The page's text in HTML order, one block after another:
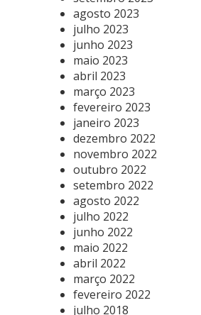
agosto 2023
julho 2023
junho 2023
maio 2023
abril 2023
março 2023
fevereiro 2023
janeiro 2023
dezembro 2022
novembro 2022
outubro 2022
setembro 2022
agosto 2022
julho 2022
junho 2022
maio 2022
abril 2022
março 2022
fevereiro 2022
julho 2018